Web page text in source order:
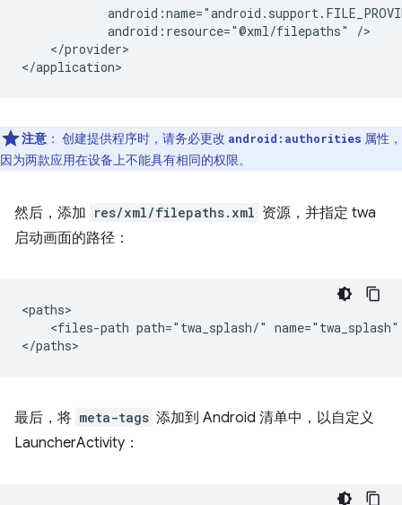
android:resource="@xml/filepaths"
</provider>
注意 ： 创建提供程序时，请务必更改 android:authorities 属性，
因为两款应用在设备上不能具有相同的权限。
然后，添加 res/xml/filepaths.xml 资源，并指定 twa
启动画面的路径：
<files-path path="twa_splash/" name="twa_splash"
最后，将 meta-tags 添加到 Android 清单中，以自定义
LauncherActivity：